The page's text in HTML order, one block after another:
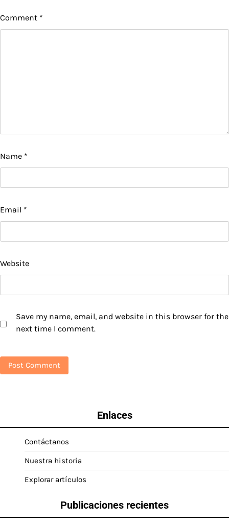
Comment *
Name *
Email *
Website
Save my name, email, and website in this browser for the
next time I comment.
Enlaces
Contáctanos
Nuestra historia
Explorar artículos
Publicaciones recientes